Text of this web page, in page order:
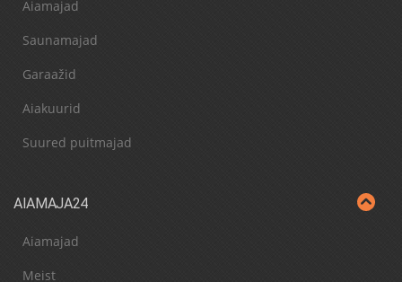
Aiamajad
Saunamajad
Garaažid
Aiakuurid
Suured puitmajad
AIAMAJA24
Aiamajad
Meist